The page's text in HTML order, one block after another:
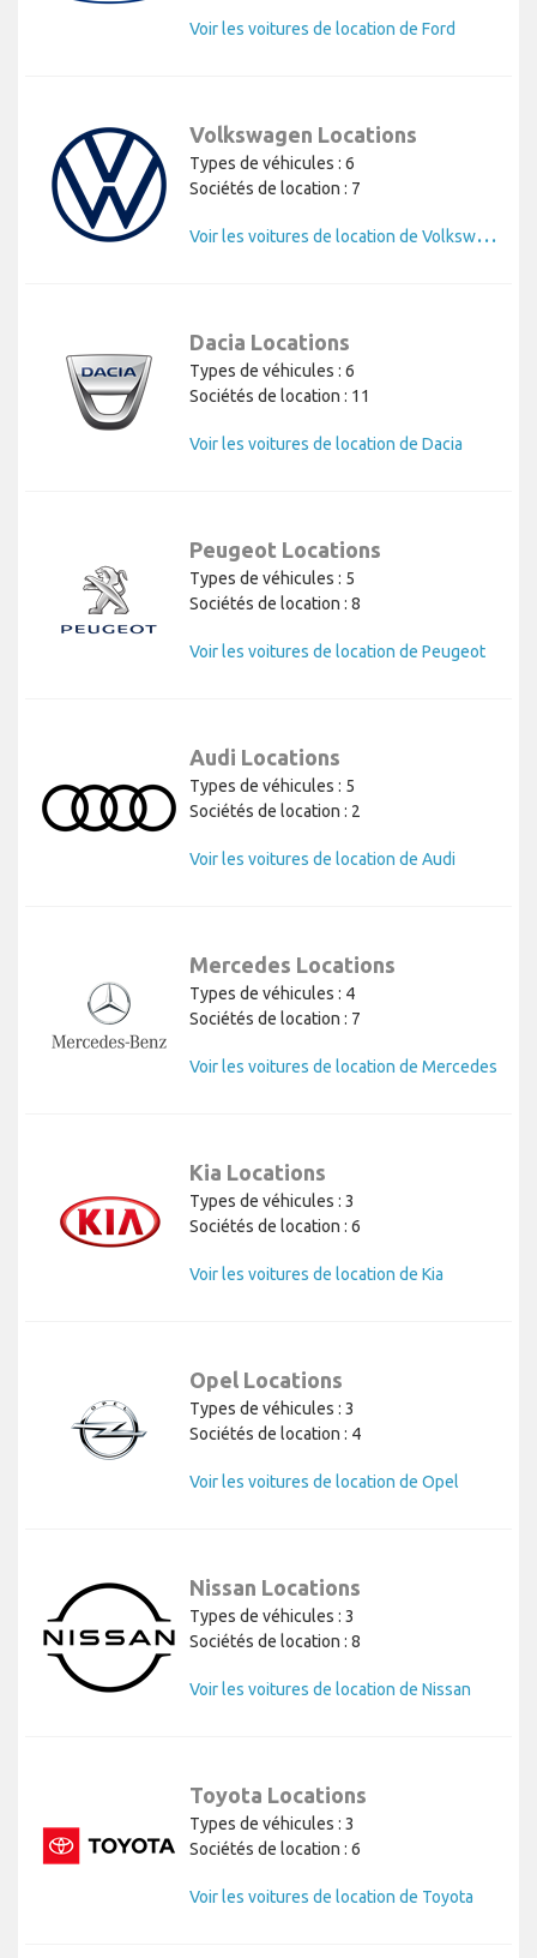
Voir les voitures de location de Ford
Volkswagen Locations
Types de véhicules : 6
Sociétés de location : 7
V
oir les voitures de location de Volkswagen
Dacia Locations
Types de véhicules : 6
Sociétés de location : 11
Voir les voitures de location de Dacia
Peugeot Locations
Types de véhicules : 5
Sociétés de location : 8
Voir les voitures de location de Peugeot
Audi Locations
Types de véhicules : 5
Sociétés de location : 2
Voir les voitures de location de Audi
Mercedes Locations
Types de véhicules : 4
Sociétés de location : 7
Voir les voitures de location de Mercedes
Kia Locations
Types de véhicules : 3
Sociétés de location : 6
Voir les voitures de location de Kia
Opel Locations
Types de véhicules : 3
Sociétés de location : 4
Voir les voitures de location de Opel
Nissan Locations
Types de véhicules : 3
Sociétés de location : 8
Voir les voitures de location de Nissan
Toyota Locations
Types de véhicules : 3
Sociétés de location : 6
Voir les voitures de location de Toyota